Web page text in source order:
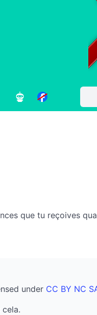
que tu reçoives
under CC BY NC